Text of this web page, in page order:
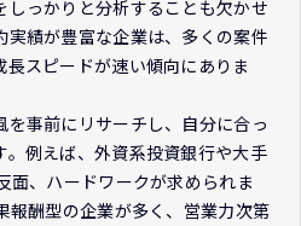
しっかりと分析することも欠かせ
実績が豊富な企業は、多くの案件
スピードが速い傾向にありま
を事前にリサーチし、自分に合っ
。例えば、外資系投資銀行や大手
面、ハードワークが求められま
報酬型の企業が多く、営業力次第